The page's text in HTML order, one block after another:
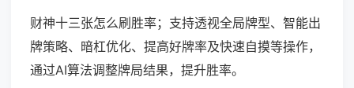
财神十三张怎么刷胜率；支持透视全局牌型、智能出
牌策略、暗杠优化、提高好牌率及快速自摸等操作，
通过AI算法调整牌局结果，提升胜率。